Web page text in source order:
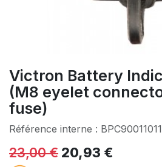
Victron Battery
(M8 eyelet
fuse)
Référence interne :
23,00€ 20,93 €